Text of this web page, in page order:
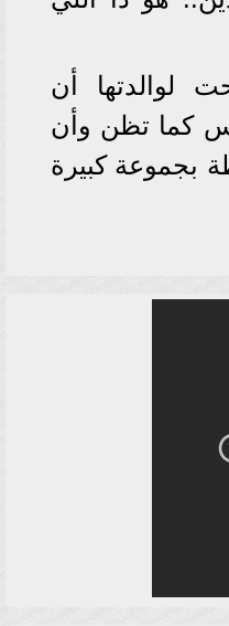
لوالدتها أن
كما تظن وأن
بجموعة كبيرة